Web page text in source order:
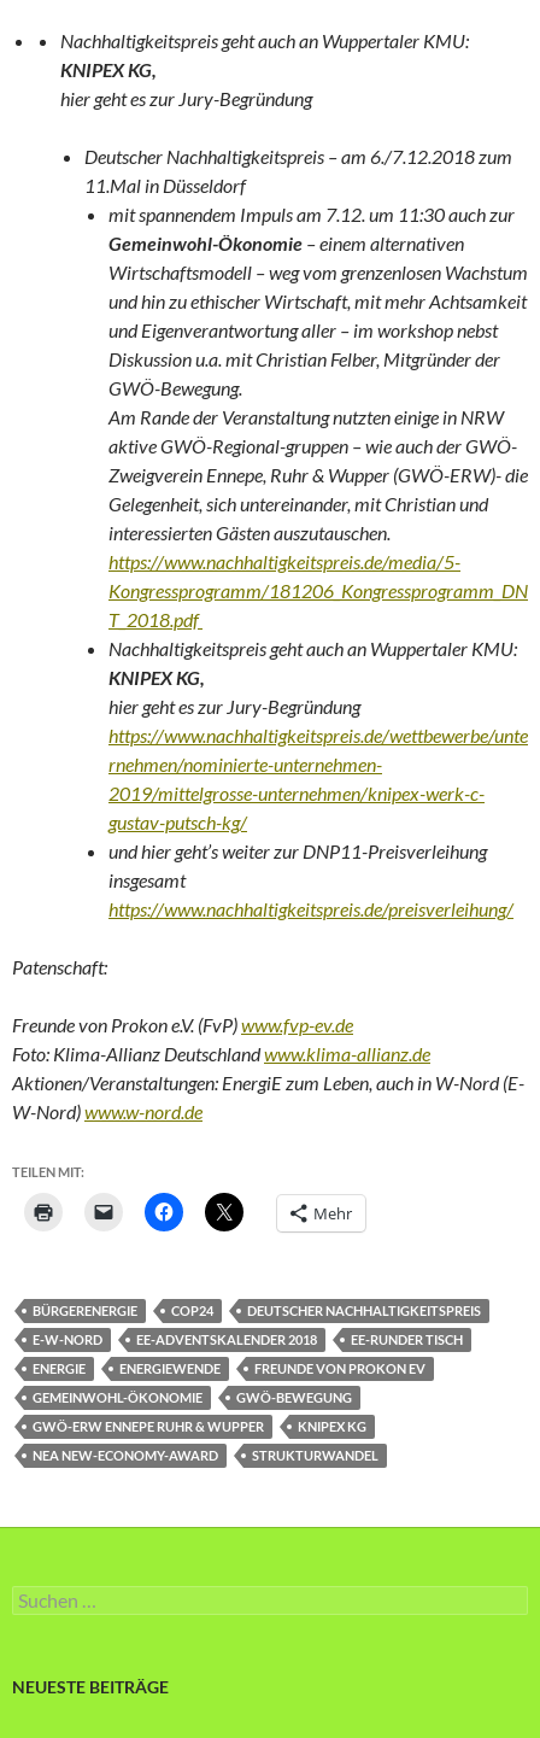
Nachhaltigkeitspreis geht auch an Wuppertaler KMU:
KNIPEX KG,
hier geht es zur Jury-Begründung
Deutscher Nachhaltigkeitspreis – am 6./7.12.2018 zum
11.Mal in Düsseldorf
mit spannendem Impuls am 7.12. um 11:30 auch zur
Gemeinwohl-Ökonomie – einem alternativen
Wirtschaftsmodell – weg vom grenzenlosen Wachstum
und hin zu ethischer Wirtschaft, mit mehr Achtsamkeit
und Eigenverantwortung aller – im workshop nebst
Diskussion u.a. mit Christian Felber, Mitgründer der
GWÖ-Bewegung.
Am Rande der Veranstaltung nutzten einige in NRW
aktive GWÖ-Regional-gruppen – wie auch der GWÖ-
Zweigverein Ennepe, Ruhr & Wupper (GWÖ-ERW)- die
Gelegenheit, sich untereinander, mit Christian und
interessierten Gästen auszutauschen.
https://www.nachhaltigkeitspreis.de/media/5-
Kongressprogramm/181206_Kongressprogramm_DN
T_2018.pdf
Nachhaltigkeitspreis geht auch an Wuppertaler KMU:
KNIPEX KG,
hier geht es zur Jury-Begründung
https://www.nachhaltigkeitspreis.de/wettbewerbe/unte
rnehmen/nominierte-unternehmen-
2019/mittelgrosse-unternehmen/knipex-werk-c-
gustav-putsch-kg/
und hier geht’s weiter zur DNP11-Preisverleihung
insgesamt
https://www.nachhaltigkeitspreis.de/preisverleihung/
Patenschaft:
Freunde von Prokon e.V. (FvP)www.fvp-ev.de
Foto: Klima-Allianz Deutschlandwww.klima-allianz.de
Aktionen/Veranstaltungen: EnergiE zum Leben, auch in W-Nord (E-
W-Nord)www.w-nord.de
TEILEN MIT:
Mehr
BÜRGERENERGIE COP24
DEUTSCHER NACHHALTIGKEITSPREIS
E-W-NORD
EE-ADVENTSKALENDER 2018
EE-RUNDER TISCH
ENERGIE
ENERGIEWENDE
FREUNDE VON PROKON EV
GEMEINWOHL-ÖKONOMIE
GWÖ-BEWEGUNG
GWÖ-ERW ENNEPE RUHR & WUPPER
KNIPEX KG
NEA NEW-ECONOMY-AWARD
STRUKTURWANDEL
Suche
nach:
NEUESTE BEITRÄGE